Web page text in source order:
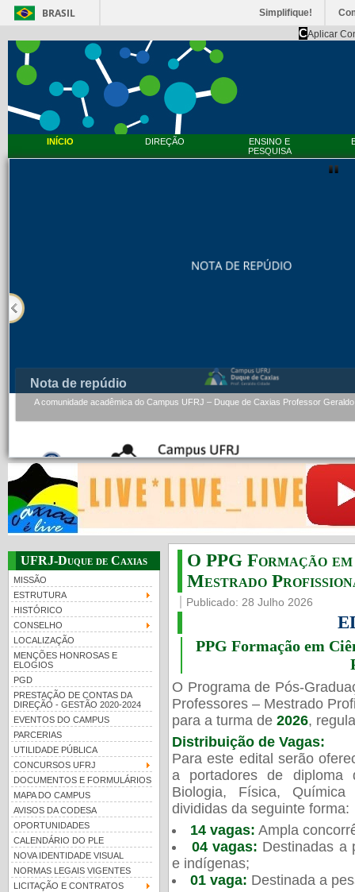
BRASIL Simplifique!
CAplicar
INÍCIO DIREÇÃO
ENSINO E
PESQUISA
Nota de repúdio
A comunidade acadêmica do Campus UFRJ – Duque de Caxias Professor
UFRJ-Duque de Caxias
MISSÃO
ESTRUTURA
HISTÓRICO
CONSELHO
LOCALIZAÇÃO
MENÇÕES HONROSAS E
ELOGIOS
PGD
PRESTAÇÃO DE CONTAS DA
DIREÇÃO - GESTÃO 2020-2024
EVENTOS DO CAMPUS
PARCERIAS
UTILIDADE PÚBLICA
CONCURSOS UFRJ
DOCUMENTOS E FORMULÁRIOS
MAPA DO CAMPUS
AVISOS DA CODESA
OPORTUNIDADES
CALENDÁRIO DO PLE
NOVA IDENTIDADE VISUAL
NORMAS LEGAIS VIGENTES
LICITAÇÃO E CONTRATOS
O PPG Formação
Mestrado
Publicado: 28 Julho 2026
PPG Formação em
O Programa de Pós-
Professores – Mestrado
para a turma de 2026,
Distribuição de Vagas:
Para este edital serão
a portadores de diploma
Biologia, Física,
divididas da seguinte forma:
14 vagas: Ampla
04 vagas: Destinadas a
e indígenas;
01 vaga: Destinada a
Guia de boas práticas
UFRJ 100 anos